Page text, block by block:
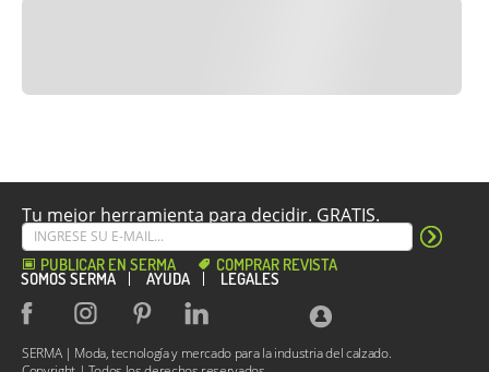
Tu mejor herramienta para decidir. GRATIS.
PUBLICAR EN SERMA COMPRAR REVISTA
SOMOS SERMA AYUDA LEGALES
SERMA | Moda, tecnología y mercado para la industria del calzado.